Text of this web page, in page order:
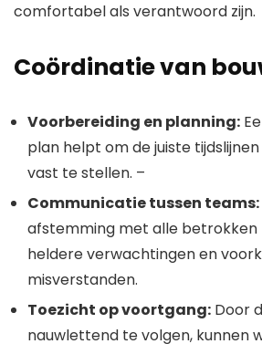
comfortabel als verantwoord zijn.
Coördinatie van
Voorbereiding en planning:
plan helpt om de juiste
vast te stellen. –
Communicatie tussen teams:
afstemming met alle
heldere verwachtingen en
misverstanden.
Toezicht op voortgang: Door
nauwlettend te volgen, kunnen